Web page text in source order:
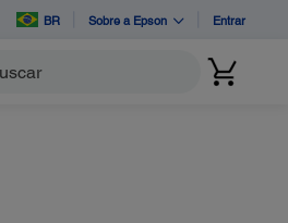
BR Sobre a Epson Entrar